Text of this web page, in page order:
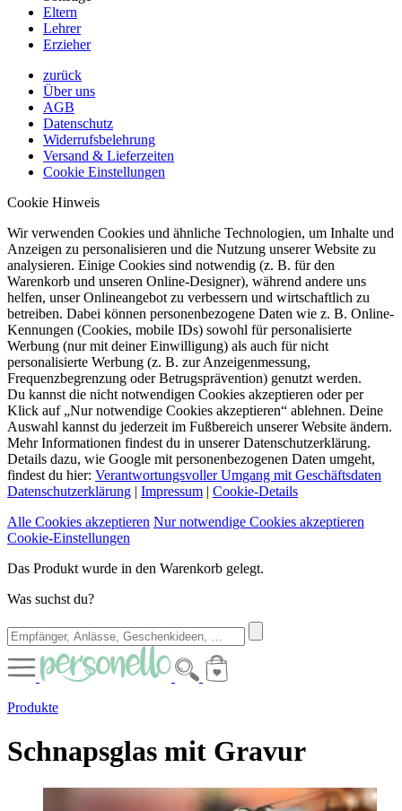
Eltern
Lehrer
Erzieher
zurück
Über uns
AGB
Datenschutz
Widerrufsbelehrung
Versand & Lieferzeiten
Cookie Einstellungen
Cookie Hinweis
Wir verwenden Cookies und ähnliche Technologien, um Inhalte und
Anzeigen zu personalisieren und die Nutzung unserer Website zu
analysieren. Einige Cookies sind notwendig (z. B. für den
Warenkorb und unseren Online-Designer), während andere uns
helfen, unser Onlineangebot zu verbessern und wirtschaftlich zu
betreiben. Dabei können personenbezogene Daten wie z. B. Online-
Kennungen (Cookies, mobile IDs) sowohl für personalisierte
Werbung (nur mit deiner Einwilligung) als auch für nicht
personalisierte Werbung (z. B. zur Anzeigenmessung,
Frequenzbegrenzung oder Betrugsprävention) genutzt werden.
Du kannst die nicht notwendigen Cookies akzeptieren oder per
Klick auf „Nur notwendige Cookies akzeptieren“ ablehnen. Deine
Auswahl kannst du jederzeit im Fußbereich unserer Website ändern.
Mehr Informationen findest du in unserer Datenschutzerklärung.
Details dazu, wie Google mit personenbezogenen Daten umgeht,
findest du hier: Verantwortungsvoller Umgang mit Geschäftsdaten
Datenschutzerklärung | Impressum | Cookie-Details
Alle Cookies akzeptieren Nur notwendige Cookies akzeptieren
Cookie-Einstellungen
Das Produkt wurde in den Warenkorb gelegt.
Was suchst du?
Produkte
Schnapsglas mit Gravur